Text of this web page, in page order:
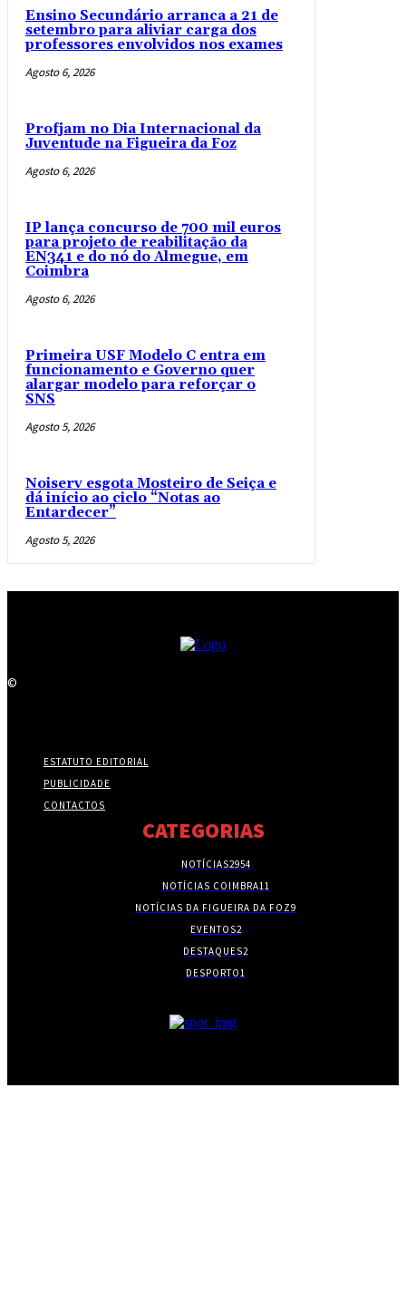
Ensino Secundário arranca a 21 de
setembro para aliviar carga dos
professores envolvidos nos exames
Agosto 6, 2026
Profjam no Dia Internacional da
Juventude na Figueira da Foz
Agosto 6, 2026
IP lança concurso de 700 mil euros
para projeto de reabilitação da
EN341 e do nó do Almegue, em
Coimbra
Agosto 6, 2026
Primeira USF Modelo C entra em
funcionamento e Governo quer
alargar modelo para reforçar o
SNS
Agosto 5, 2026
Noiserv esgota Mosteiro de Seiça e
dá início ao ciclo “Notas ao
Entardecer”
Agosto 5, 2026
©
ESTATUTO EDITORIAL
PUBLICIDADE
CONTACTOS
CATEGORIAS
NOTÍCIAS2954
NOTÍCIAS COIMBRA11
NOTÍCIAS DA FIGUEIRA DA FOZ9
EVENTOS2
DESTAQUES2
DESPORTO1